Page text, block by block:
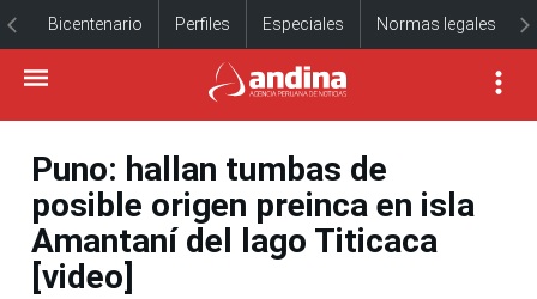
Bicentenario Perfiles Especiales Normas legales
Puno: hallan tumbas de
posible origen preinca en isla
Amantaní del lago Titicaca
[video]